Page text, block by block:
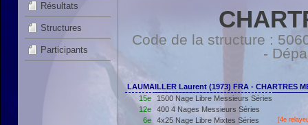
Résultats
Structures
Participants
Code de la structure :
-
LAUMAILLER Laurent (1973) FRA - CHARTRES
15e
1500 Nage Libre Messieurs Séries
12e
400 4 Nages Messieurs Séries
6e
4x25 Nage Libre Mixtes Séries [4e